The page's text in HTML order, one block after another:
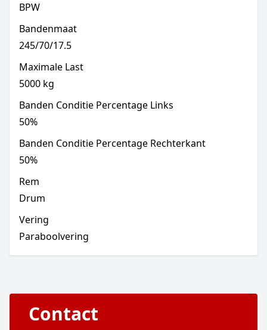
BPW
Bandenmaat
245/70/17.5
Maximale Last
5000 kg
Banden Conditie Percentage Links
50%
Banden Conditie Percentage Rechterkant
50%
Rem
Drum
Vering
Paraboolvering
Contact